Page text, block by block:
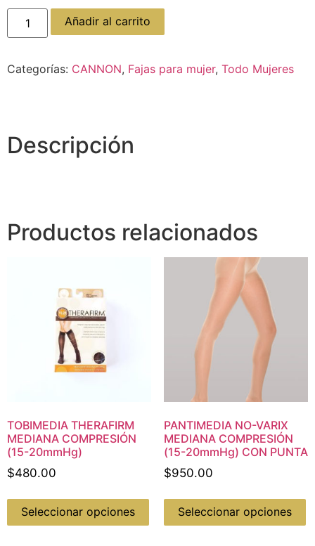
Añadir al carrito
Categorías: CANNON, Fajas para mujer, Todo Mujeres
Descripción
Productos relacionados
TOBIMEDIA THERAFIRM
MEDIANA COMPRESIÓN
(15-20mmHg)
$480.00
Seleccionar opciones
PANTIMEDIA NO-VARIX
MEDIANA COMPRESIÓN
(15-20mmHg) CON PUNTA
$950.00
Seleccionar opciones